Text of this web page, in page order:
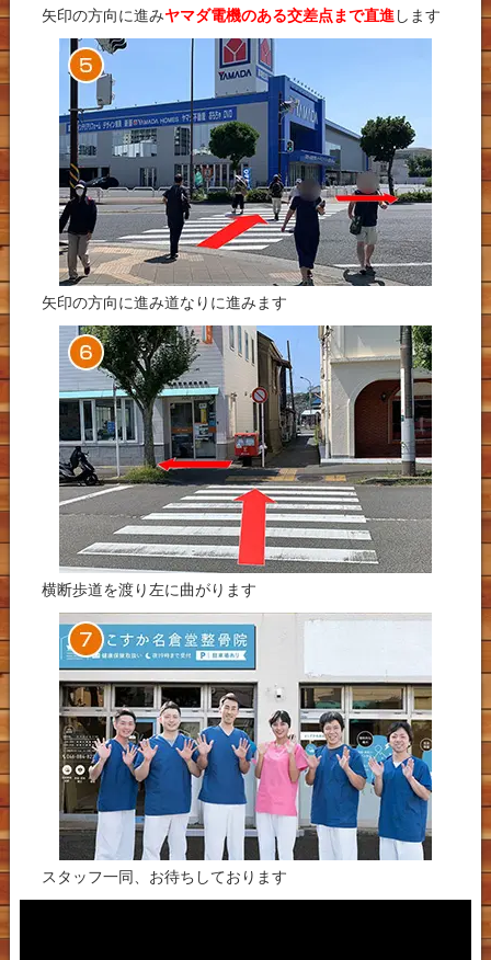
矢印の方向に進みヤマダ電機のある交差点まで直進します
矢印の方向に進み道なりに進みます
横断歩道を渡り左に曲がります
スタッフ一同、お待ちしております